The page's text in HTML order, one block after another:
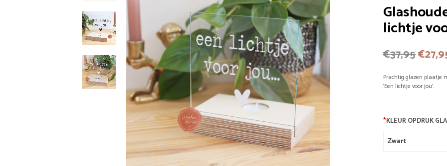
lichtje
€37,95
prijs
was:
€
Prachtig glazen plaatje
‘Een lichtje voor jou’.
*KLEUR OPDRUK